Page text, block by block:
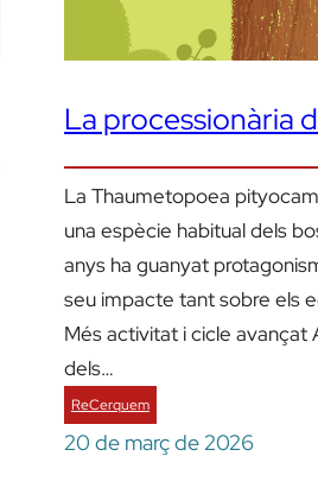
La processionària
La Thaumetopoea
una espècie habitual dels
anys ha guanyat
seu impacte tant sobre els
Més activitat i cicle avançat
dels…
ReCerquem
20 de març de 2026